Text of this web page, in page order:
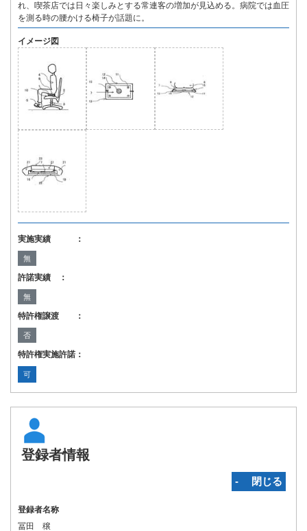
れ、喫茶店では日々楽しみとする常連客の増加が見込める。病院では血圧
を測る時の腰かける椅子が話題に。
イメージ図
実施実績 ：
無
許諾実績 ：
無
特許権譲渡 ：
否
特許権実施許諾：
可
登録者情報
‐ 閉じる
登録者名称
冨田 穣